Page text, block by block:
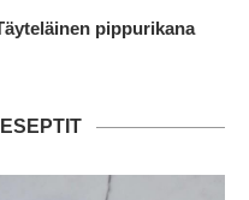
pippurikana